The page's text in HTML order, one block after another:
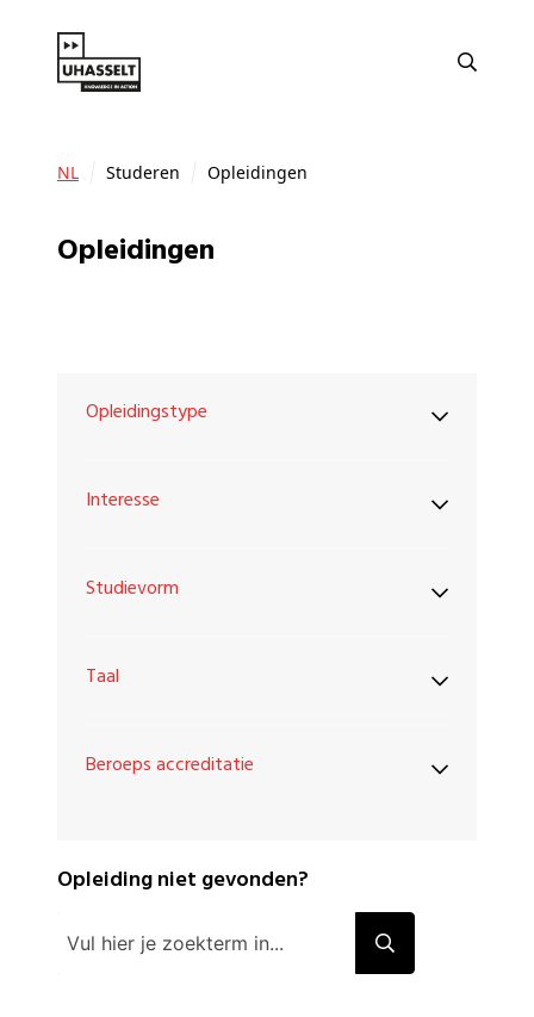
NL Studeren Opleidingen
Opleidingen
Opleidingstype
Interesse
Studievorm
Taal
Beroeps accreditatie
Opleiding niet gevonden?